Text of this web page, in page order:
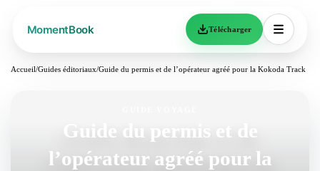
Télécharger
Accueil/Guides éditoriaux/Guide du permis et de l’opérateur agréé pour la Kokoda Track
Guide du permis et de
l’opérateur agréé pour la